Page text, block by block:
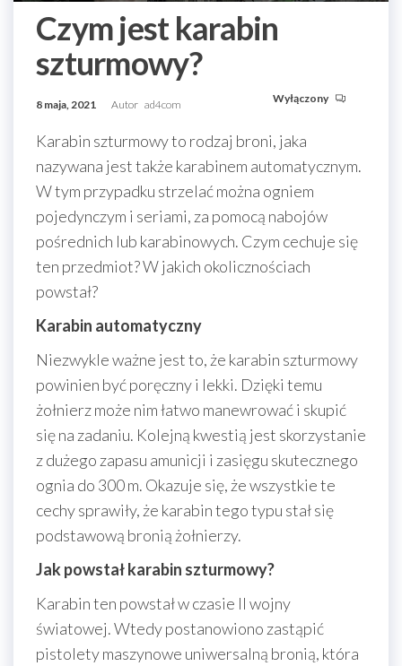
Czym jest karabin
szturmowy?
8 maja, 2021 Autor ad4com Wyłączony
Karabin szturmowy to rodzaj broni, jaka
nazywana jest także karabinem automatycznym.
W tym przypadku strzelać można ogniem
pojedynczym i seriami, za pomocą nabojów
pośrednich lub karabinowych. Czym cechuje się
ten przedmiot? W jakich okolicznościach
powstał?
Karabin automatyczny
Niezwykle ważne jest to, że karabin szturmowy
powinien być poręczny i lekki. Dzięki temu
żołnierz może nim łatwo manewrować i skupić
się na zadaniu. Kolejną kwestią jest skorzystanie
z dużego zapasu amunicji i zasięgu skutecznego
ognia do 300 m. Okazuje się, że wszystkie te
cechy sprawiły, że karabin tego typu stał się
podstawową bronią żołnierzy.
Jak powstał karabin szturmowy?
Karabin ten powstał w czasie II wojny
światowej. Wtedy postanowiono zastąpić
pistolety maszynowe uniwersalną bronią, która